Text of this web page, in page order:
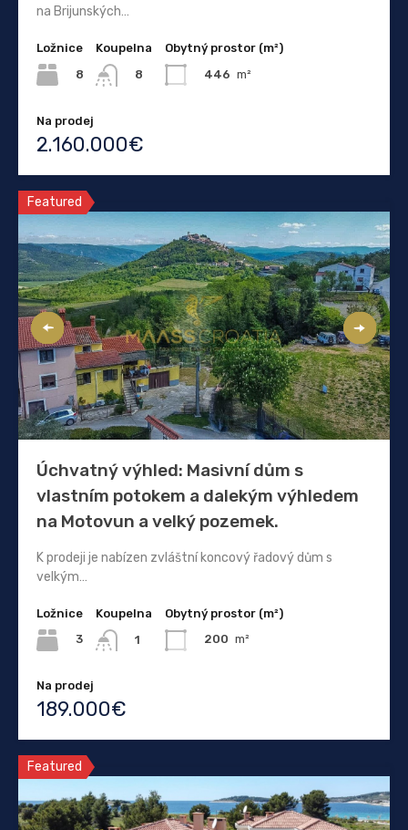
na Brijunských…
Ložnice
8
Koupelna
8
Obytný prostor (m²)
446 m²
Na prodej
2.160.000€
Featured
Úchvatný výhled: Masivní dům s
vlastním potokem a dalekým výhledem
na Motovun a velký pozemek.
K prodeji je nabízen zvláštní koncový řadový dům s
velkým…
Ložnice
3
Koupelna
1
Obytný prostor (m²)
200 m²
Na prodej
189.000€
Featured